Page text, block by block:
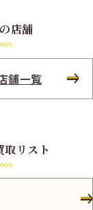
店舗
舗一覧
取リスト